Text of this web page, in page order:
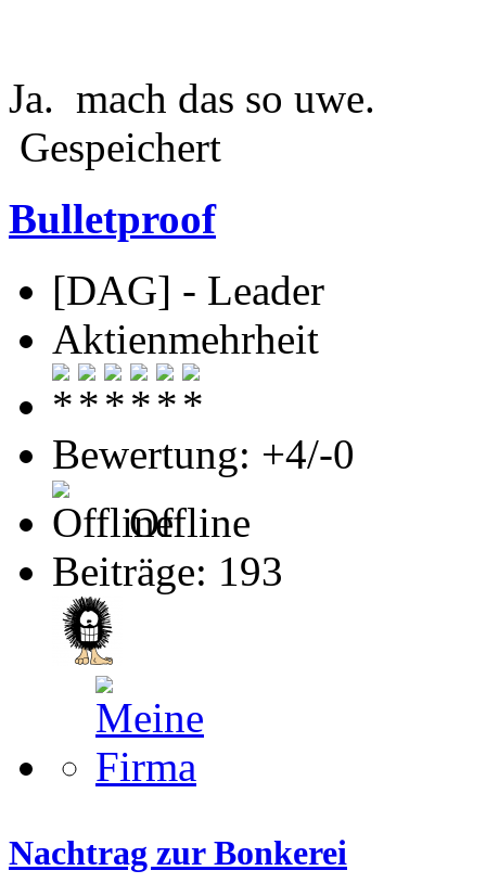
Ja. mach das so uwe.
Gespeichert
Bulletproof
[DAG] - Leader
Aktienmehrheit
Bewertung: +4/-0
Offline
Beiträge: 193
Nachtrag zur Bonkerei